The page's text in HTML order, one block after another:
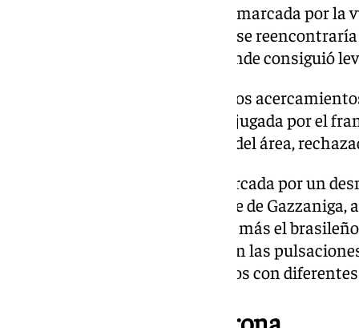
La alineación visitante vendría marcada por la
un viejo conocido. Álex Moreno se
paso por el club verdiblanco, donde consiguió
Daba comienzo el partido con dos
lo tuvo el Girona mediante una jugada por el
acabaría con un remate dentro del área,
La jugada siguiente vendría marcada por un
que conseguía plantarse delante de
por encima de la portería. Pedía más el
las tribunas del estadio. Bajarían las
competitividad entre dos equipos con